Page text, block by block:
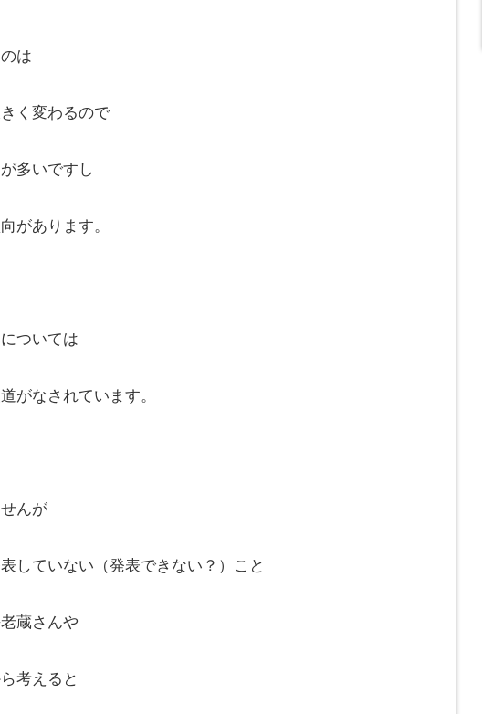
は
く変わるので
多いですし
があります。
ついては
がなされています。
んが
していない（発表できない？）こと
蔵さんや
考えると